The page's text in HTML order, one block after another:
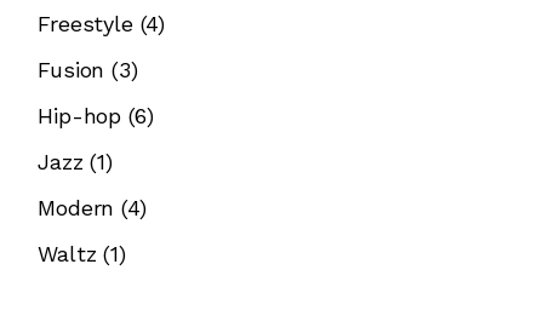
Freestyle(4)
Fusion (3)
Hip-hop (6)
Jazz (1)
Modern (4)
Waltz (1)